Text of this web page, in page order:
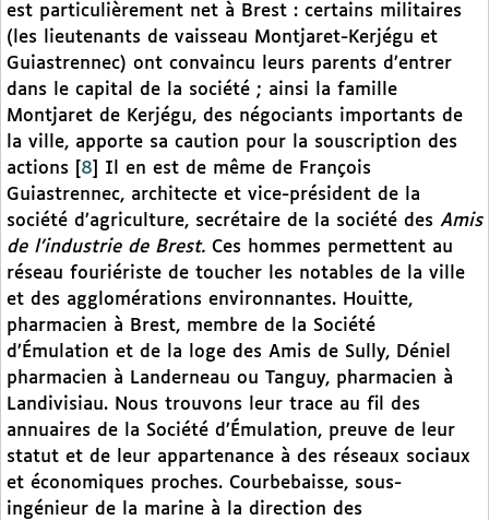
est particulièrement net à Brest : certains militaires
(les lieutenants de vaisseau Montjaret-Kerjégu et
Guiastrennec) ont convaincu leurs parents d’entrer
dans le capital de la société ; ainsi la famille
Montjaret de Kerjégu, des négociants importants de
la ville, apporte sa caution pour la souscription des
actions
8
Il en est de même de François
Guiastrennec, architecte et vice-président de la
société d’agriculture, secrétaire de la société des Amis
de l’industrie de Brest. Ces hommes permettent au
réseau fouriériste de toucher les notables de la ville
et des agglomérations environnantes. Houitte,
pharmacien à Brest, membre de la Société
d’Émulation et de la loge des Amis de Sully, Déniel
pharmacien à Landerneau ou Tanguy, pharmacien à
Landivisiau. Nous trouvons leur trace au fil des
annuaires de la Société d’Émulation, preuve de leur
statut et de leur appartenance à des réseaux sociaux
et économiques proches. Courbebaisse, sous-
ingénieur de la marine à la direction des